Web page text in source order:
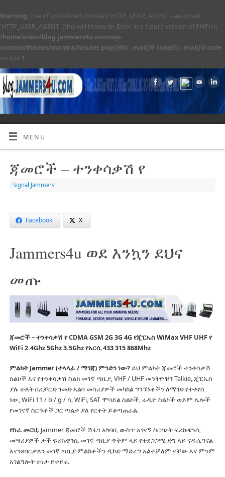
Warning: Use of undefined constant HTTP_USER_AGENT - assumed
'HTTP_USER_AGENT' (this will throw an Error in a future version of PHP) in
/home/www/blog.jammers4u.com/wp-
content/themes/mantra/header.php(190) : eval()'d code(1) : eval()'d code
on line 1
MENU
ጃመሮች – ተንቀሳቃሽ የ
Signal Jammers
Facebook X
Jammers4u ወደ እንኳን ደህና
መጡ
ጃመሮች – ተንቀሳቃሽ የ CDMA GSM 2G 3G 4G የጂፒኤስ WiMax VHF UHF የ
WiFi 2.4Ghz 5Ghz 3.5Ghz የአርሲ 433 315 868Mhz
ምልክት Jammer (ተላላፊ / ማገጃ) ምንድን ነው?ይህ ምልክት ጃመሮች ተንቀሳቃሽ
ስልኮች እና የተንቀሳቃሽ ስልክ መገኛ ጣቢያ, VHF / UHF መንትዮቹን Talkie, ጂፒኤስ
ያሉ ሁለት በሪቻርድ ገመድ አልባ መሳሪያዎች መካከል ግንኙነቶችን ለማገድ የተቀየሰ
ነው, WiFi 11 / b / g / n, WiFi, SAT ሞባይል ስልኮች, ሬዲዮ ስልኮች ወይም ሌሎች
የመገናኛ ስርዓቶች ጋር ጣልቃ ያለ የርቀት ይቆጣጠራል.
የስራ መርህ; Jammer ጃመሮች ሽፋን አካባቢ ውስጥ አገናኝ ስርጭት ፍሪኩዌንሲ
መሣሪያዎች ታች ፍሪኩዌንሲ መገኛ ጣቢያ ጥቅም ላይ የተደጋጋሚ ድግ ላይ ናዳ ሲግናል
እናንጸባርቃለን መገኛ ጣቢያ ምልክቶችን ዲኮድ ማድረግ አልተቻለም ናቸው እና ምንም
አገልግሎት ሁነታ ይቀይሩ.